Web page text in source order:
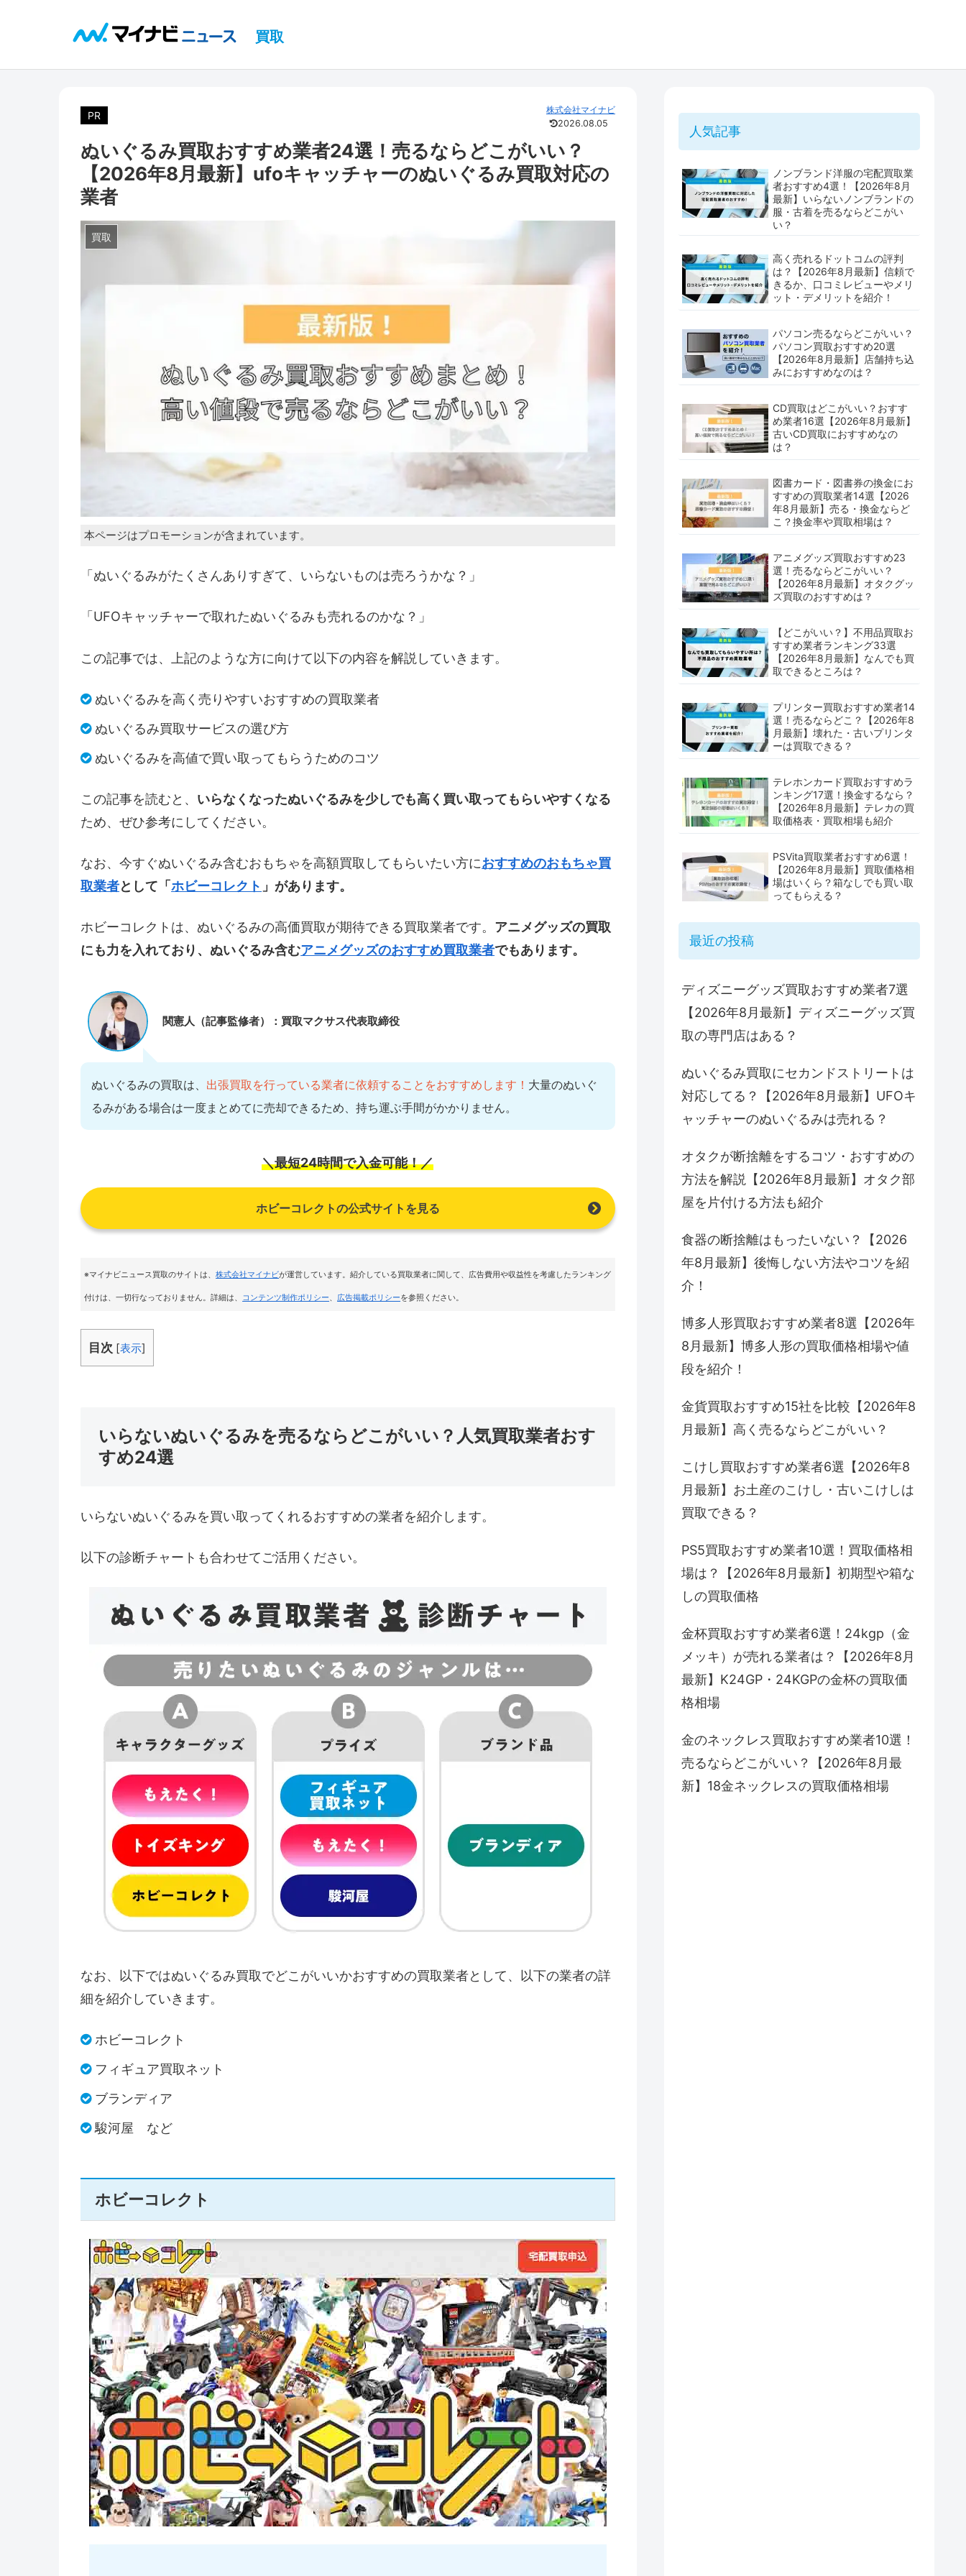
買取
PR
株式会社マイナビ
2026.08.05
ぬいぐるみ買取おすすめ業者24選！売るならどこがいい？
【2026年8月最新】ufoキャッチャーのぬいぐるみ買取対応の
業者
買取
本ページはプロモーションが含まれています。
「ぬいぐるみがたくさんありすぎて、いらないものは売ろうかな？」
「UFOキャッチャーで取れたぬいぐるみも売れるのかな？」
この記事では、上記のような方に向けて以下の内容を解説していきます。
ぬいぐるみを高く売りやすいおすすめの買取業者
ぬいぐるみ買取サービスの選び方
ぬいぐるみを高値で買い取ってもらうためのコツ
この記事を読むと、 いらなくなったぬいぐるみを少しでも高く買い取ってもらいやすくなる
ため、ぜひ参考にしてください。
なお、今すぐぬいぐるみ含むおもちゃを高額買取してもらいたい方におすすめのおもちゃ買
取業者として「ホビーコレクト 」があります。
ホビーコレクトは、ぬいぐるみの高価買取が期待できる買取業者です。 アニメグッズの買取
にも力を入れており、ぬいぐるみ含むアニメグッズのおすすめ買取業者でもあります。
関憲人（記事監修者）：買取マクサス代表取締役
ぬいぐるみの買取は、 出張買取を行っている業者に依頼することをおすすめします！ 大量のぬいぐ
るみがある場合は一度まとめてに売却できるため、持ち運ぶ手間がかかりません。
＼最短24時間で入金可能！／
ホビーコレクトの公式サイトを見る
※マイナビニュース買取のサイトは、株式会社マイナビが運営しています。紹介している買取業者に関して、広告費用や収益性を考慮したランキング
付けは、一切行なっておりません。詳細は、 コンテンツ制作ポリシー、 広告掲載ポリシーを参照ください。
目次 [表示]
いらないぬいぐるみを売るならどこがいい？人気買取業者おす
すめ24選
いらないぬいぐるみを買い取ってくれるおすすめの業者を紹介します。
以下の診断チャートも合わせてご活用ください。
なお、以下ではぬいぐるみ買取でどこがいいかおすすめの買取業者として、以下の業者の詳
細を紹介していきます。
ホビーコレクト
フィギュア買取ネット
ブランディア
駿河屋 など
ホビーコレクト
人気記事
ノンブランド洋服の宅配買取業
者おすすめ4選！【2026年8月
最新】いらないノンブランドの
服・古着を売るならどこがい
い？
高く売れるドットコムの評判
は？【2026年8月最新】信頼で
きるか、口コミレビューやメリ
ット・デメリットを紹介！
パソコン売るならどこがいい？
パソコン買取おすすめ20選
【2026年8月最新】店舗持ち込
みにおすすめなのは？
CD買取はどこがいい？おすす
め業者16選【2026年8月最新】
古いCD買取におすすめなの
は？
図書カード・図書券の換金にお
すすめの買取業者14選【2026
年8月最新】売る・換金ならど
こ？換金率や買取相場は？
アニメグッズ買取おすすめ23
選！売るならどこがいい？
【2026年8月最新】オタクグッ
ズ買取のおすすめは？
【どこがいい？】不用品買取お
すすめ業者ランキング33選
【2026年8月最新】なんでも買
取できるところは？
プリンター買取おすすめ業者14
選！売るならどこ？【2026年8
月最新】壊れた・古いプリンタ
ーは買取できる？
テレホンカード買取おすすめラ
ンキング17選！換金するなら？
【2026年8月最新】テレカの買
取価格表・買取相場も紹介
PSVita買取業者おすすめ6選！
【2026年8月最新】買取価格相
場はいくら？箱なしでも買い取
ってもらえる？
最近の投稿
ディズニーグッズ買取おすすめ業者7選
【2026年8月最新】ディズニーグッズ買
取の専門店はある？
ぬいぐるみ買取にセカンドストリートは
対応してる？【2026年8月最新】UFOキ
ャッチャーのぬいぐるみは売れる？
オタクが断捨離をするコツ・おすすめの
方法を解説【2026年8月最新】オタク部
屋を片付ける方法も紹介
食器の断捨離はもったいない？【2026
年8月最新】後悔しない方法やコツを紹
介！
博多人形買取おすすめ業者8選【2026年
8月最新】博多人形の買取価格相場や値
段を紹介！
金貨買取おすすめ15社を比較【2026年8
月最新】高く売るならどこがいい？
こけし買取おすすめ業者6選【2026年8
月最新】お土産のこけし・古いこけしは
買取できる？
PS5買取おすすめ業者10選！買取価格相
場は？【2026年8月最新】初期型や箱な
しの買取価格
金杯買取おすすめ業者6選！24kgp（金
メッキ）が売れる業者は？【2026年8月
最新】K24GP・24KGPの金杯の買取価
格相場
金のネックレス買取おすすめ業者10選！
売るならどこがいい？【2026年8月最
新】18金ネックレスの買取価格相場